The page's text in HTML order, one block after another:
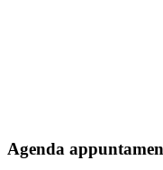
Agenda